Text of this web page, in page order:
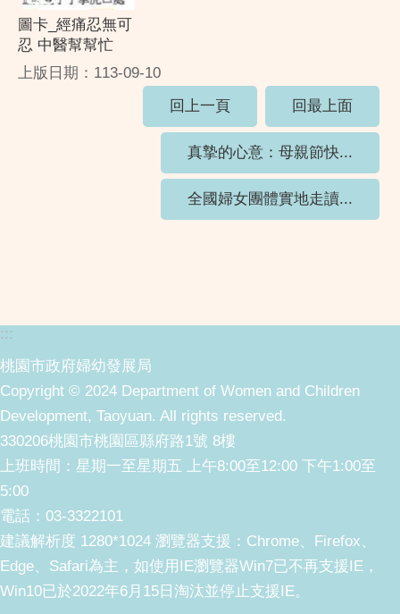
圖卡_經痛忍無可
忍 中醫幫幫忙
上版日期：113-09-10
回上一頁
回最上面
真摯的心意：母親節快...
全國婦女團體實地走讀...
:::
桃園市政府婦幼發展局
Copyright © 2024 Department of Women and Children
Development, Taoyuan. All rights reserved.
330206桃園市桃園區縣府路1號 8樓
上班時間：星期一至星期五 上午8:00至12:00 下午1:00至
5:00
電話：03-3322101
建議解析度 1280*1024 瀏覽器支援：Chrome、Firefox、
Edge、Safari為主，如使用IE瀏覽器Win7已不再支援IE，
Win10已於2022年6月15日淘汰並停止支援IE。